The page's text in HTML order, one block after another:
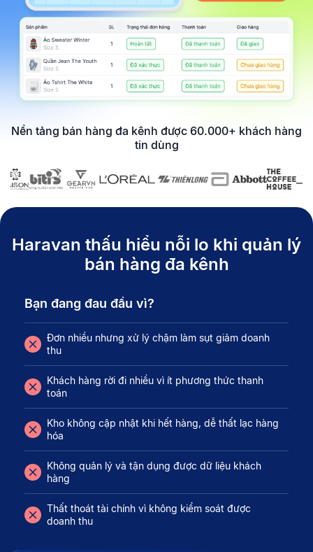
Nền tảng bán hàng đa kênh được 60.000+ khách hàng
tin dùng
Haravan thấu hiểu nỗi lo khi quản lý
bán hàng đa kênh
Bạn đang đau đầu vì?
Đơn nhiều nhưng xử lý chậm làm sụt giảm doanh
thu
Khách hàng rời đi nhiều vì ít phương thức thanh
toán
Kho không cập nhật khi hết hàng, dễ thất lạc hàng
hóa
Không quản lý và tận dụng được dữ liệu khách
hàng
Thất thoát tài chính vì không kiểm soát được
doanh thu